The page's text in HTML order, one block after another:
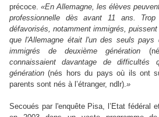
précoce. «En Allemagne, les élèves
professionnelle dès avant 11 ans.
défavorisés, notamment immigrés,
que l'Allemagne était l'un des seuls pays
immigrés de deuxième génération
connaissaient davantage de
génération (nés hors du pays où ils ont
parents sont nés à l’étranger, ndlr).»
Secoués par l'enquête Pisa, l’Etat fédéral